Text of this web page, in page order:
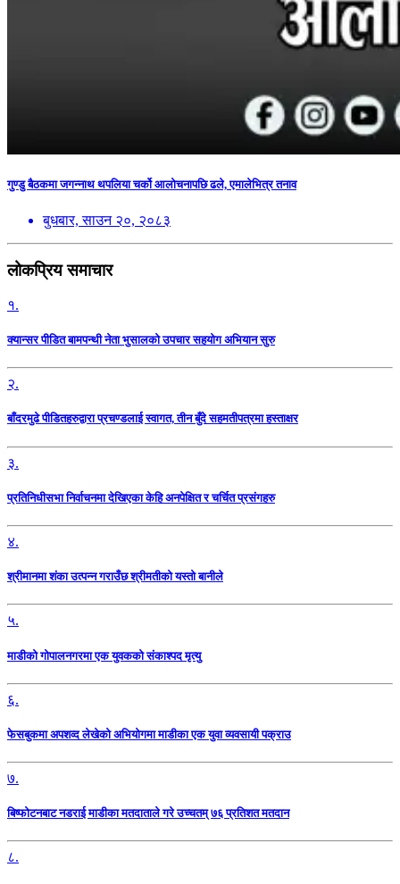
गुण्डु बैठकमा जगन्नाथ थपलिया चर्को आलोचनापछि ढले, एमालेभित्र तनाव
बुधबार, साउन २०, २०८३
लोकप्रिय समाचार
१.
क्यान्सर पीडित बामपन्थी नेता भुसालकाे उपचार सहयोग अभियान सुरु
२.
बाँदरमुढे पीडितहरुद्वारा प्रचण्डलाई स्वागत, तीन बुँदे सहमतीपत्रमा हस्ताक्षर
३.
प्रतिनिधीसभा निर्वाचनमा देखिएका केहि अनपेक्षित र चर्चित प्रसंगहरु
४.
श्रीमानमा शंका उत्पन्न गराउँछ श्रीमतीको यस्तो बानीले
५.
माडीको गोपालनगरमा एक युवकको संकाश्पद मृत्यु
६.
फेसबुकमा अपशव्द लेखेको अभियोगमा माडीका एक युवा व्यवसायी पक्राउ
७.
बिष्फोटनबाट नडराई माडीका मतदाताले गरे उच्चतम् ७६ प्रतिशत मतदान
८.